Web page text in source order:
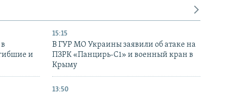
и
15:15
В ГУР МО Украины заявили об атаке на
ПЗРК «Панцирь-С1» и военный кран в
Крыму
13:50